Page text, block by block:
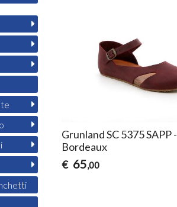
Grunland SC 5375 SAPP -
Bordeaux
€ 65,00